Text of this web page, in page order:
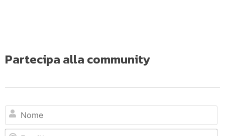
Partecipa alla community